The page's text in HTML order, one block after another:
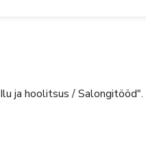
ja hoolitsus / Salongitööd".